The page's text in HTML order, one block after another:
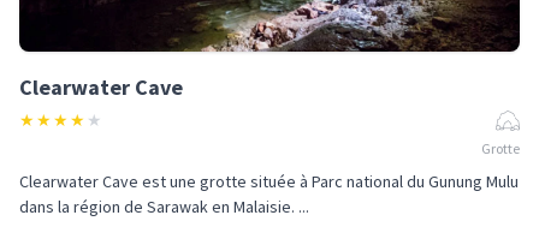
Clearwater Cave
★★★★ ★
Grotte
Clearwater Cave est une grotte située à Parc national du Gunung Mulu
dans la région de Sarawak en Malaisie. ...